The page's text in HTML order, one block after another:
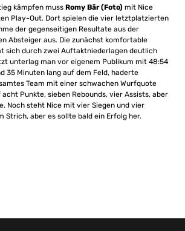
kämpfen muss Romy Bär (Foto) mit Nice
Play-Out. Dort spielen die vier letztplatzierten
der gegenseitigen Resultate aus der
Absteiger aus. Die zunächst komfortable
sich durch zwei Auftaktniederlagen deutlich
unterlag man vor eigenem Publikum mit 48:54
35 Minuten lang auf dem Feld, haderte
Team mit einer schwachen Wurfquote
acht Punkte, sieben Rebounds, vier Assists, aber
Noch steht Nice mit vier Siegen und vier
Strich, aber es sollte bald ein Erfolg her.